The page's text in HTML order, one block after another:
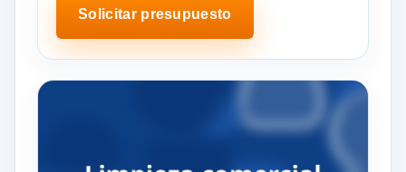
Solicitar presupuesto